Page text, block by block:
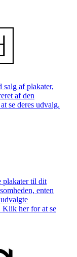
salg af plakater,
af den
se deres udvalg.
plakater til dit
enten
Klik her for at se